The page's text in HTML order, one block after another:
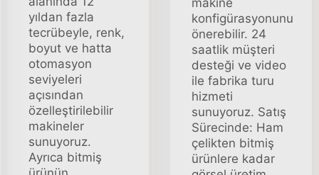
yıldan fazla
tecrübeyle, renk,
boyut ve hatta
otomasyon
seviyeleri
açısından
özelleştirilebilir
makineler
sunuyoruz.
Ayrıca bitmiş
makine
konfigürasyonunu
önerebilir. 24
saatlik müşteri
desteği ve video
ile fabrika turu
hizmeti
sunuyoruz. Satış
Sürecinde: Ham
çelikten bitmiş
ürünlere kadar